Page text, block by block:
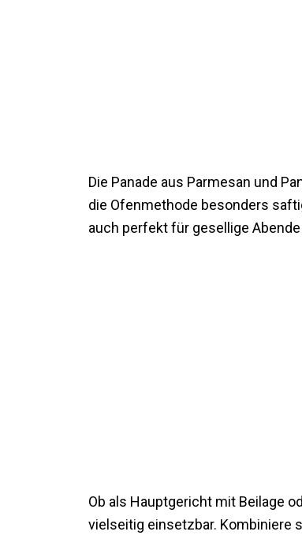
Die Panade aus Parmesan und
die Ofenmethode besonders
auch perfekt für gesellige
Ob als Hauptgericht mit Beilage
vielseitig einsetzbar. Kombiniere